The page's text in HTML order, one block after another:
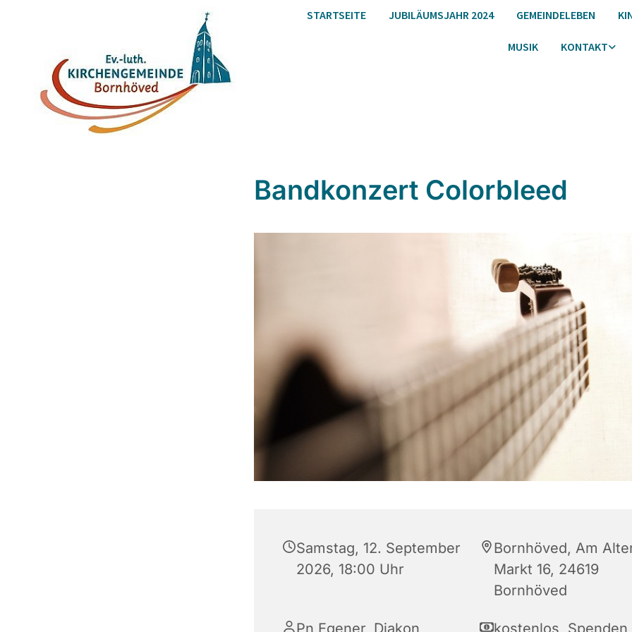
STARTSEITE JUBILÄUMSJAHR 2024 GEMEINDELEBEN
MUSIK KONTAKT
Bandkonzert Colorbleed
Samstag, 12. September
2026, 18:00 Uhr
Bornhöved, Am
Markt 16, 24619
Bornhöved
Pn Egener, Diakon kostenlos, Spenden